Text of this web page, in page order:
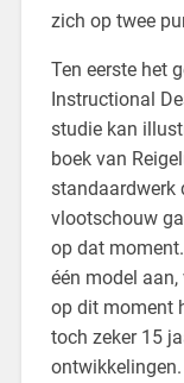
zich op twee
Ten eerste het
Instructional
studie kan
boek van
standaardwerk
vlootschouw
op dat
één model
op dit moment
toch zeker 15